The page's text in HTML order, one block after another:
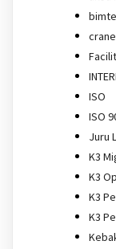
crane
ISO
ISO
Juru
K3
K3
K3
K3